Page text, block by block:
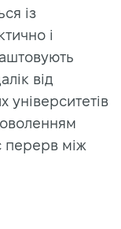
із
і
від
університетів
перерв між